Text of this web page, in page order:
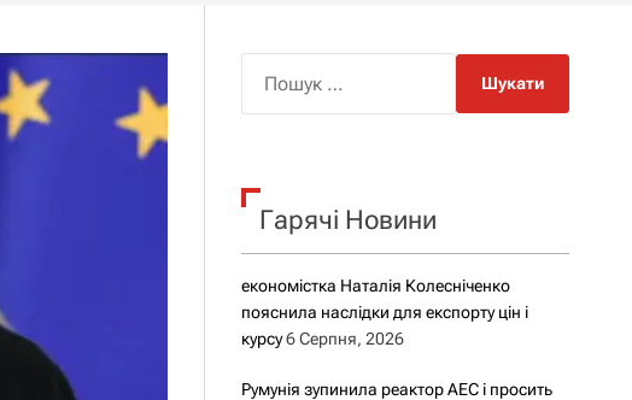
р
о
у
к
Гарячі Новини
економістка Наталія Колесніченко
пояснила наслідки для експорту цін і
курсу 6 Серпня, 2026
Румунія зупинила реактор АЕС і просить